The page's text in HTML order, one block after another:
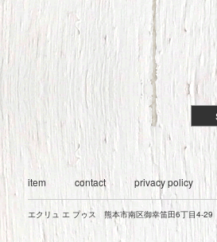
item contact privacy policy
エクリュ エ プゥス 熊本市南区御幸笛田6丁目4-